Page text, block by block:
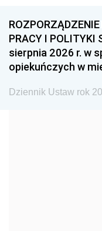
1993
1990
1987
1984
PRACY I POLITYKI
sierpnia 2026 r. w
opiekuńczych w
Dziennik Ustaw rok